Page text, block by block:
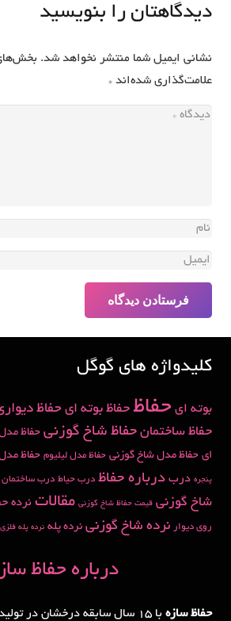
دیدگاهتان را بنویسید
نشانی ایمیل شما منتشر نخواهد شد.
علامت‌گذاری شده‌اند *
فرستادن دیدگاه
کلیدواژه های گوگل
بوته ای حفاظ حفاظ بوته ای حفاظ
حفاظ ساختمان حفاظ شاخ گوزنی حفاظ
ای حفاظ مدل شاخ گوزنی حفاظ مدل لیلیوم حفاظ مدل
پنجره درب درباره حفاظ درب حیاط درب ساختمان
شاخ گوزنی قیمت حفاظ شاخ گوزنی مقالات نرده
روی دیوار نرده شاخ گوزنی نرده پله نرده پله فلزی
درباره حفاظ
حفاظ سازه با 15 سال سابقه درخشان در تولید و صادرات انواع